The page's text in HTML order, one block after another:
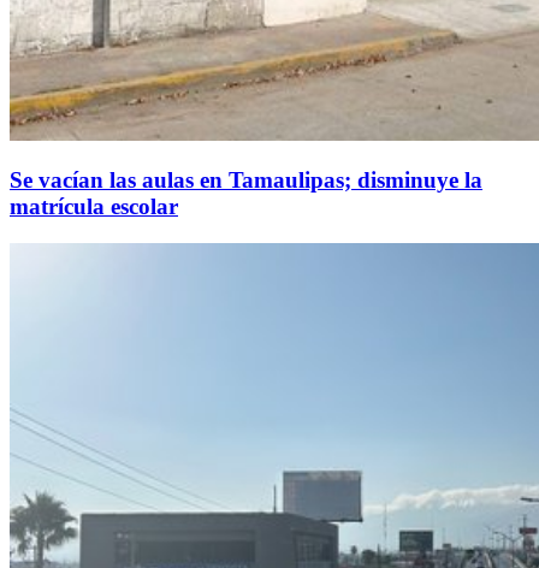
Se vacían las aulas en Tamaulipas; disminuye la
matrícula escolar